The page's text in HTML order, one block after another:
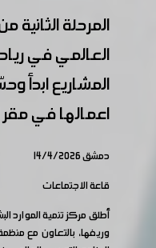
المرحلة الثانية
العالمي في
المشاريع ابدأ
اعمالها في مقر
دمشق 14/4/2026
قاعة الاجتماعات
أطلق مركز تنمية الموارد